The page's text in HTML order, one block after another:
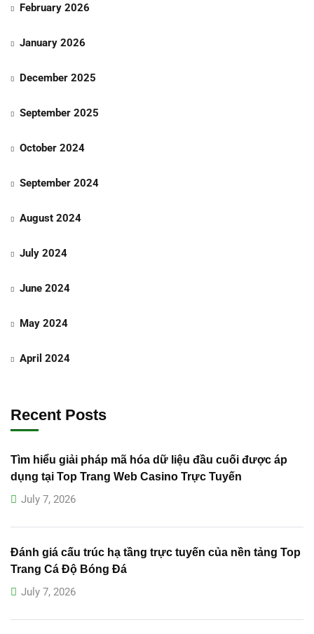
February 2026
January 2026
December 2025
September 2025
October 2024
September 2024
August 2024
July 2024
June 2024
May 2024
April 2024
Recent Posts
Tìm hiểu giải pháp mã hóa dữ liệu đầu cuối được áp
dụng tại Top Trang Web Casino Trực Tuyến
July 7, 2026
Đánh giá cấu trúc hạ tầng trực tuyến của nền tảng Top
Trang Cá Độ Bóng Đá
July 7, 2026